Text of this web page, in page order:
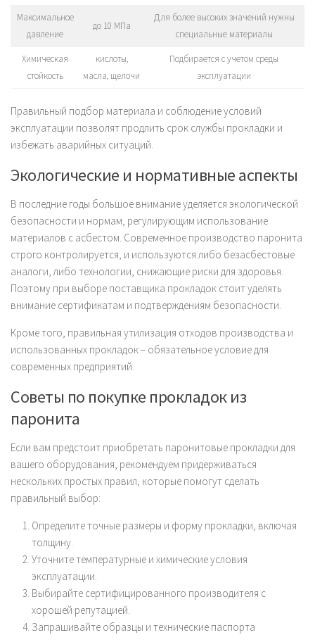
Максимальное
давление
до 10 МПа
Для более высоких значений нужны
специальные материалы
Химическая
стойкость
кислоты,
масла, щелочи
Подбирается с учетом среды
эксплуатации
Правильный подбор материала и соблюдение условий
эксплуатации позволят продлить срок службы прокладки и
избежать аварийных ситуаций.
Экологические и нормативные аспекты
В последние годы большое внимание уделяется экологической
безопасности и нормам, регулирующим использование
материалов с асбестом. Современное производство паронита
строго контролируется, и используются либо безасбестовые
аналоги, либо технологии, снижающие риски для здоровья.
Поэтому при выборе поставщика прокладок стоит уделять
внимание сертификатам и подтверждениям безопасности.
Кроме того, правильная утилизация отходов производства и
использованных прокладок – обязательное условие для
современных предприятий.
Советы по покупке прокладок из
паронита
Если вам предстоит приобретать паронитовые прокладки для
вашего оборудования, рекомендуем придерживаться
нескольких простых правил, которые помогут сделать
правильный выбор:
Определите точные размеры и форму прокладки, включая
толщину.
Уточните температурные и химические условия
эксплуатации.
Выбирайте сертифицированного производителя с
хорошей репутацией.
Запрашивайте образцы и технические паспорта